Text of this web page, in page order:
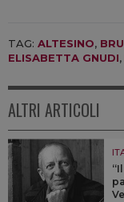
TAG: ALTESINO,
ELISABETTA GNUDI,
ALTRI ARTICOLI